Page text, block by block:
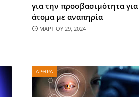
για την προσβασιμότητα για
άτομα με αναπηρία
ΜΑΡΤΙΟΥ 29, 2024
ΆΡΘΡΑ